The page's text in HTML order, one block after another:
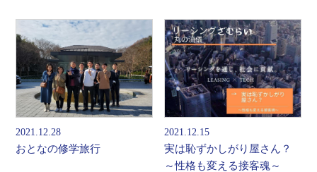
2021.12.28
おとなの修学旅行
2021.12.15
実は恥ずかしがり屋さん？
～性格も変える接客魂～